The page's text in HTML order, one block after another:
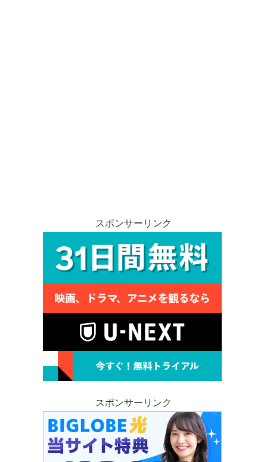
スポンサーリンク
スポンサーリンク